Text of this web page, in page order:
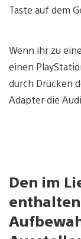
Taste auf dem
Wenn ihr zu
einen
durch Drücken
Adapter die
Den im